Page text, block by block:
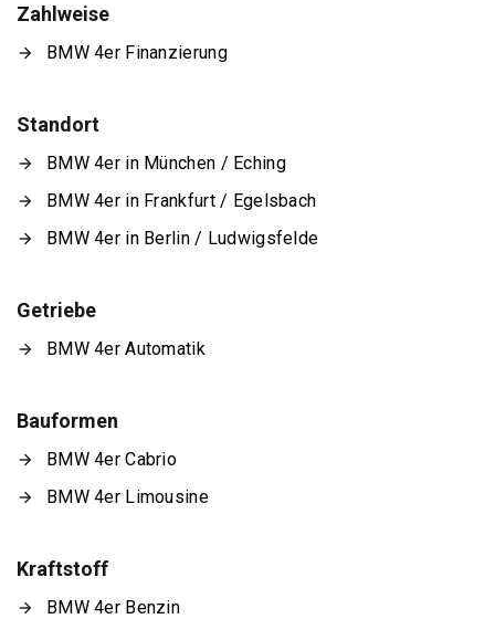
Zahlweise
BMW 4er Finanzierung
Standort
BMW 4er in München / Eching
BMW 4er in Frankfurt / Egelsbach
BMW 4er in Berlin / Ludwigsfelde
Getriebe
BMW 4er Automatik
Bauformen
BMW 4er Cabrio
BMW 4er Limousine
Kraftstoff
BMW 4er Benzin